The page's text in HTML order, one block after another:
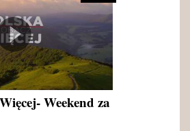
Weekend za